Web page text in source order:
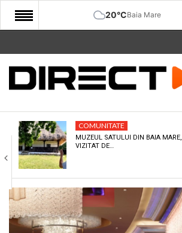
20°CBaia Mare
START
COMUNITATE
CULTURA
ECONOMIE
SANATATE
SPORT
SPECIAL
COMUNITATE
MUZEUL SATULUI DIN BAIA MARE,
VIZITAT DE…